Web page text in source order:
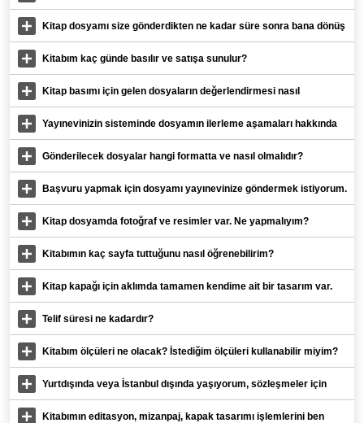
Kitap dosyamı size gönderdikten ne kadar süre sonra bana dönüş
yaparsınız?
Kitabım kaç günde basılır ve satışa sunulur?
Kitap basımı için gelen dosyaların değerlendirmesi nasıl
yapılmaktadır?
Yayınevinizin sisteminde dosyamın ilerleme aşamaları hakkında
bilgi verir misiniz?
Gönderilecek dosyalar hangi formatta ve nasıl olmalıdır?
Başvuru yapmak için dosyamı yayınevinize göndermek istiyorum.
Ancak yazdıklarımın çalınmasından endişe ediyorum? Ne
yapmalıyım?
Kitap dosyamda fotoğraf ve resimler var. Ne yapmalıyım?
Kitabımın kaç sayfa tuttuğunu nasıl öğrenebilirim?
Kitap kapağı için aklımda tamamen kendime ait bir tasarım var.
Bunu çizebilir misiniz?
Telif süresi ne kadardır?
Kitabım ölçüleri ne olacak? İstediğim ölçüleri kullanabilir miyim?
Yurtdışında veya İstanbul dışında yaşıyorum, sözleşmeler için
yayınevine gelmem gerekiyor mu?
Kitabımın editasyon, mizanpaj, kapak tasarımı işlemlerini ben